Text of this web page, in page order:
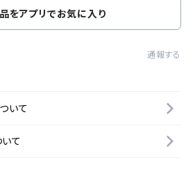
をアプリでお気に入り
通報する
いて
て